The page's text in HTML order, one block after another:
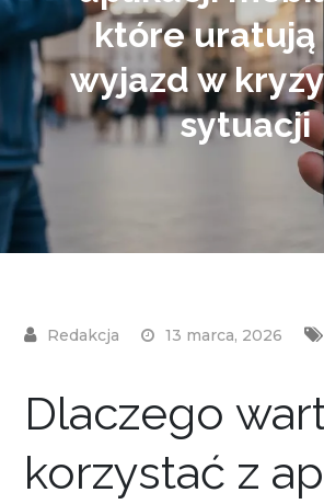
które uratują
wyjazd w
sytuacji
13 marca, 2026
Dlaczego
korzystać z